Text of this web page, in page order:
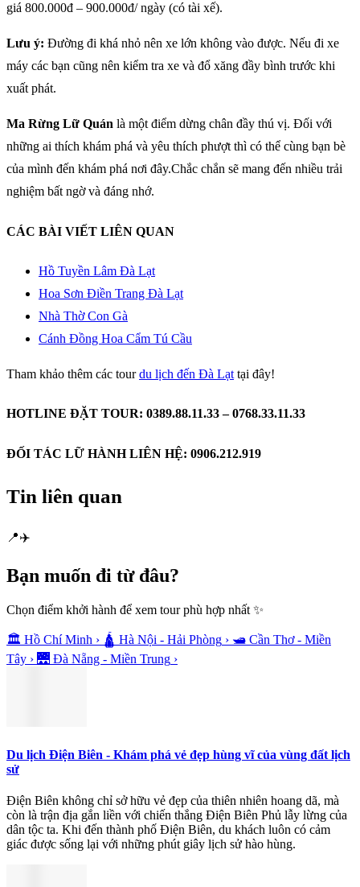
giá 800.000đ – 900.000đ/ ngày (có tài xế).
Lưu ý: Đường đi khá nhỏ nên xe lớn không vào được. Nếu đi xe
máy các bạn cũng nên kiểm tra xe và đổ xăng đầy bình trước khi
xuất phát.
Ma Rừng Lữ Quán là một điểm dừng chân đầy thú vị. Đối với
những ai thích khám phá và yêu thích phượt thì có thể cùng bạn bè
của mình đến khám phá nơi đây.Chắc chắn sẽ mang đến nhiều trải
nghiệm bất ngờ và đáng nhớ.
CÁC BÀI VIẾT LIÊN QUAN
Hồ Tuyền Lâm Đà Lạt
Hoa Sơn Điền Trang Đà Lạt
Nhà Thờ Con Gà
Cánh Đồng Hoa Cẩm Tú Cầu
Tham khảo thêm các tourdu lịch đến Đà Lạt tại đây!
HOTLINE ĐẶT TOUR: 0389.88.11.33 – 0768.33.11.33
ĐỐI TÁC LỮ HÀNH LIÊN HỆ: 0906.212.919
Tin liên quan
📍✈️
Bạn muốn đi từ đâu?
Chọn điểm khởi hành để xem tour phù hợp nhất ✨
🏛️ Hồ Chí Minh › 🛕 Hà Nội - Hải Phòng › 🛥️ Cần Thơ - Miền
Tây › 🌉 Đà Nẵng - Miền Trung ›
Du lịch Điện Biên - Khám phá vẻ đẹp hùng vĩ của vùng đất lịch
sử
Điện Biên không chỉ sở hữu vẻ đẹp của thiên nhiên hoang dã, mà
còn là trận địa gắn liền với chiến thắng Điện Biên Phủ lẫy lừng của
dân tộc ta. Khi đến thành phố Điện Biên, du khách luôn có cảm
giác được sống lại với những phút giây lịch sử hào hùng.